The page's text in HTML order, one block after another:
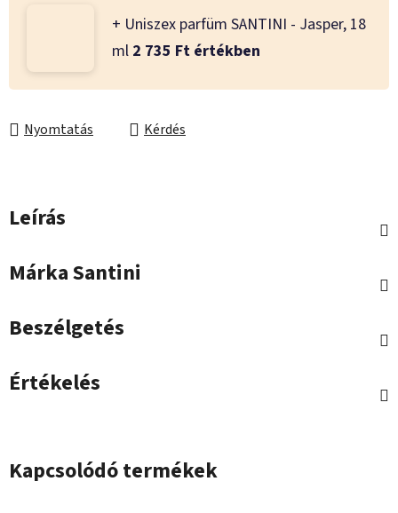
+ Uniszex parfüm SANTINI - Jasper, 18
ml 2 735 Ft értékben
Nyomtatás Kérdés
Leírás
MárkaSantini
Beszélgetés
Értékelés
Kapcsolódó termékek